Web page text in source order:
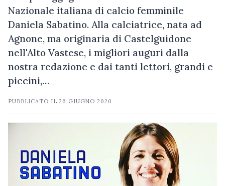
Nazionale italiana di calcio femminile
Daniela Sabatino. Alla calciatrice, nata ad
Agnone, ma originaria di Castelguidone
nell'Alto Vastese, i migliori auguri dalla
nostra redazione e dai tanti lettori, grandi e
piccini,…
PUBBLICATO IL26 GIUGNO 2020